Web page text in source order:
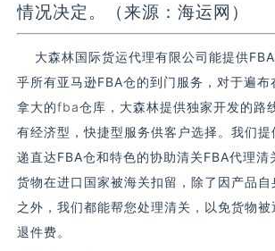
情况决定。（来源：海运网）
大森林国际货运代理有限公司能提供
乎所有亚马逊FBA仓的到门服务，对于遍布
拿大的fba仓库，大森林提供独家开发的路
有经济型，快捷型服务供客户选择。我们
递直达FBA仓和特色的协助清关FBA代理清
货物在进口国家被海关扣留，除了因产品
之外，我们都能帮您处理清关，以免货物
退件费。